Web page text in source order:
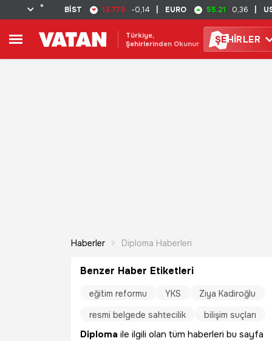
° BİST 13.779 -0,14 EURO 55.21 0,36
Türkiye,
Şehirlerinden Okunur
ŞEHİRLER
Haberler Diploma Haberleri
Benzer Haber Etiketleri
eğitim reformu YKS
Ziya Kadiroğlu
resmi belgede sahtecilik
bilişim suçları
Diploma ile ilgili olan tüm haberleri bu sayfa